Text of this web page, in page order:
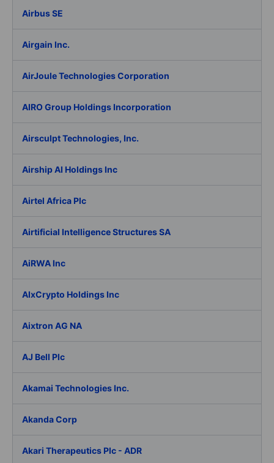
Airbus SE
Airgain Inc.
AirJoule Technologies Corporation
AIRO Group Holdings Incorporation
Airsculpt Technologies, Inc.
Airship AI Holdings Inc
Airtel Africa Plc
Airtificial Intelligence Structures SA
AiRWA Inc
AIxCrypto Holdings Inc
Aixtron AG NA
AJ Bell Plc
Akamai Technologies Inc.
Akanda Corp
Akari Therapeutics Plc - ADR